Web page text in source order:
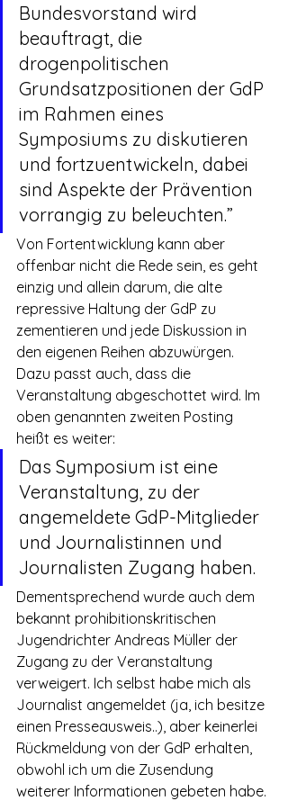
Bundesvorstand wird
beauftragt, die
drogenpolitischen
Grundsatzpositionen der GdP
im Rahmen eines
Symposiums zu diskutieren
und fortzuentwickeln, dabei
sind Aspekte der Prävention
vorrangig zu beleuchten.”
Von Fortentwicklung kann aber
offenbar nicht die Rede sein, es geht
einzig und allein darum, die alte
repressive Haltung der GdP zu
zementieren und jede Diskussion in
den eigenen Reihen abzuwürgen.
Dazu passt auch, dass die
Veranstaltung abgeschottet wird. Im
oben genannten zweiten Posting
heißt es weiter:
Das Symposium ist eine
Veranstaltung, zu der
angemeldete GdP-Mitglieder
und Journalistinnen und
Journalisten Zugang haben.
Dementsprechend wurde auch dem
bekannt prohibitionskritischen
Jugendrichter Andreas Müller der
Zugang zu der Veranstaltung
verweigert. Ich selbst habe mich als
Journalist angemeldet (ja, ich besitze
einen Presseausweis..), aber keinerlei
Rückmeldung von der GdP erhalten,
obwohl ich um die Zusendung
weiterer Informationen gebeten habe.